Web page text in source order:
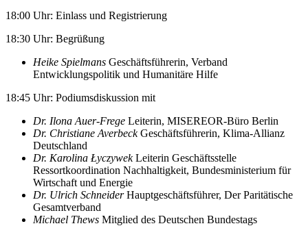
18:00 Uhr: Einlass und Registrierung
18:30 Uhr: Begrüßung
Heike Spielmans Geschäftsführerin, Verband
Entwicklungspolitik und Humanitäre Hilfe
18:45 Uhr: Podiumsdiskussion mit
Dr. Ilona Auer-Frege Leiterin, MISEREOR-Büro Berlin
Dr. Christiane AverbeckGeschäftsführerin, Klima-Allianz
Deutschland
Dr. Karolina ŁyczywekLeiterin Geschäftsstelle
Ressortkoordination Nachhaltigkeit, Bundesministerium für
Wirtschaft und Energie
Dr. Ulrich SchneiderHauptgeschäftsführer, Der Paritätische
Gesamtverband
Michael Thews Mitglied des Deutschen Bundestags